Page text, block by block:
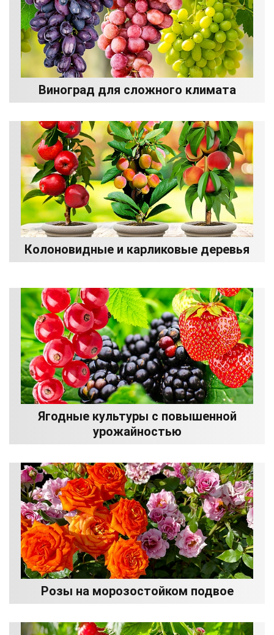
Виноград для сложного климата
Колоновидные и карликовые деревья
Ягодные культуры с повышенной
урожайностью
Розы на морозостойком подвое